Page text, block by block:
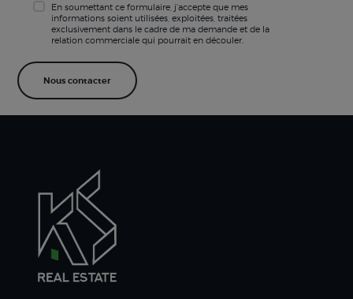
En soumettant ce formulaire, j'accepte que mes
informations soient utilisées, exploitées, traitées
exclusivement dans le cadre de ma demande et de la
relation commerciale qui pourrait en découler.